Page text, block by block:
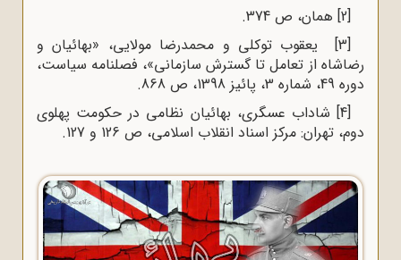
[2] همان، ص 374.
[3] یعقوب توکلی و محمدرضا مولایی، «بهائیان و
رضاشاه از تعامل تا گسترش سازمانی»، فصلنامه سیاست،
دوره 49، شماره 3، پائیز 1398، ص 868.
[4] شاداب عسگری، بهائیان نظامی در حکومت پهلوی
دوم، تهران: مرکز اسناد انقلاب اسلامی، ص 126 و 127.